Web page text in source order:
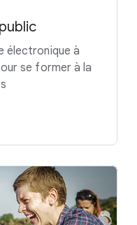
électronique à
se former à la